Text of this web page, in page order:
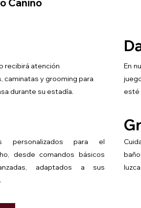
Canino
recibirá atención
caminatas y grooming para
durante su estadía.
personalizados para el
desde comandos básicos
adaptados a sus
En
esté